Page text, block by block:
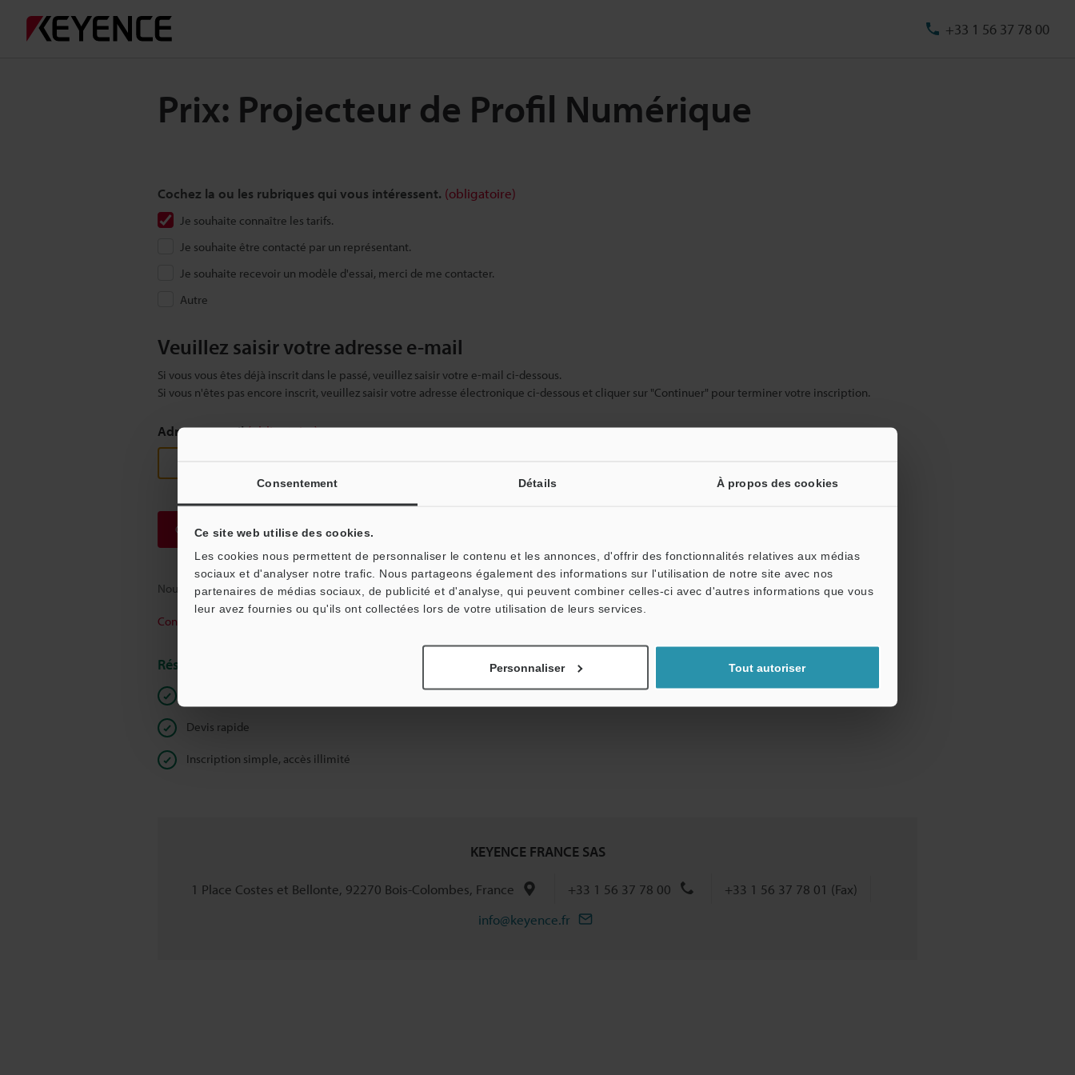
Consentement Détails À propos des cookies
Ce site web utilise des cookies.
Les cookies nous permettent de personnaliser le contenu et les annonces, d'offrir des fonctionnalités relatives aux médias
sociaux et d'analyser notre trafic. Nous partageons également des informations sur l'utilisation de notre site avec nos
partenaires de médias sociaux, de publicité et d'analyse, qui peuvent combiner celles-ci avec d'autres informations que vous
leur avez fournies ou qu'ils ont collectées lors de votre utilisation de leurs services.
Personnaliser Tout autoriser
+33 1 56 37 78 00
Prix: Projecteur de Profil Numérique
Cochez la ou les rubriques qui vous intéressent. (obligatoire)
Je souhaite connaître les tarifs.
Je souhaite être contacté par un représentant.
Je souhaite recevoir un modèle d'essai, merci de me contacter.
Autre
Veuillez saisir votre adresse e-mail
Si vous vous êtes déjà inscrit dans le passé, veuillez saisir votre e-mail ci-dessous.
Si vous n'êtes pas encore inscrit, veuillez saisir votre adresse électronique ci-dessous et cliquer sur "Continuer" pour terminer votre inscription.
Adresse e-mail(obligatoire)
Continuer
Nous garantissons une confidentialité totale : vos informations ne seront jamais partagées.
Confidentialité
Réservé aux membres
Devis rapide
Inscription simple, accès illimité
KEYENCE FRANCE SAS
1 Place Costes et Bellonte, 92270 Bois-Colombes, France +33 1 56 37 78 00
+33 1 56 37 78 01 (Fax)
info@keyence.fr